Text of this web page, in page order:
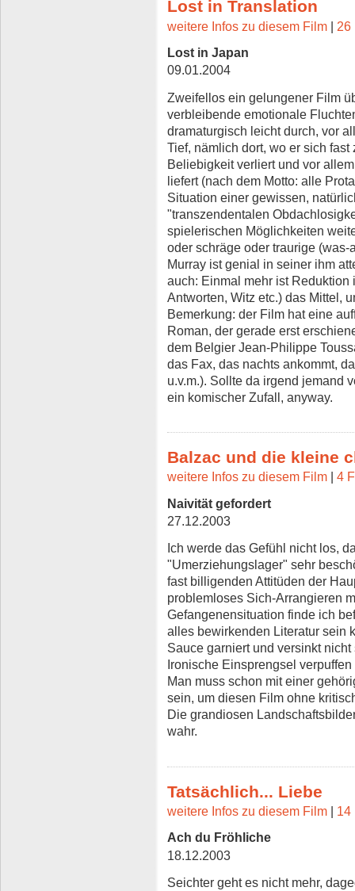
Lost in Translation
weitere Infos zu diesem Film | 26
Lost in Japan
09.01.2004
Zweifellos ein gelungener Film
verbleibende emotionale
dramaturgisch leicht durch, vor
Tief, nämlich dort, wo er sich
Beliebigkeit verliert und vor
liefert (nach dem Motto: alle
Situation einer gewissen,
"transzendentalen
spielerischen Möglichkeiten
oder schräge oder traurige
Murray ist genial in seiner ihm
auch: Einmal mehr ist
Antworten, Witz etc.) das Mittel,
Bemerkung: der Film hat eine
Roman, der gerade erst
dem Belgier Jean-Philippe
das Fax, das nachts ankommt,
u.v.m.). Sollte da irgend jemand
ein komischer Zufall, anyway.
Balzac und die kleine
weitere Infos zu diesem Film
4
Naivität gefordert
27.12.2003
Ich werde das Gefühl nicht los,
"Umerziehungslager" sehr
fast billigenden Attitüden der
problemloses Sich-Arrangieren
Gefangenensituation finde ich
alles bewirkenden Literatur sein
Sauce garniert und versinkt
Ironische Einsprengsel
Man muss schon mit einer
sein, um diesen Film ohne
Die grandiosen
wahr.
Tatsächlich... Liebe
weitere Infos zu diesem Film | 14
Ach du Fröhliche
18.12.2003
Seichter geht es nicht mehr,